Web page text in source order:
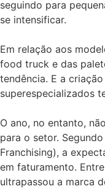
seguindo para
se intensificar.
Em relação aos
food truck e das
tendência. E a
superespecializados
O ano, no entanto,
para o setor.
Franchising), a
em faturamento.
ultrapassou a marca